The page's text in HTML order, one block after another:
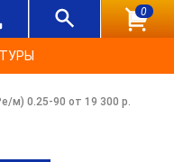
0
м) 0.25-90 от 19 300 р.